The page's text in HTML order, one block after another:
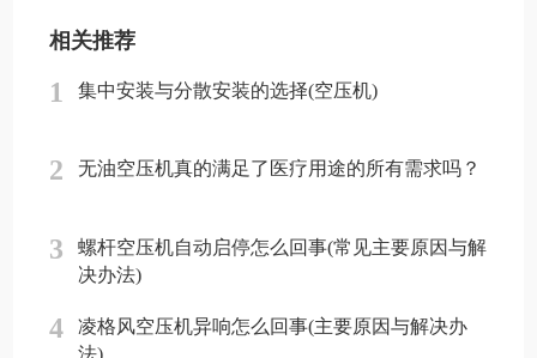
相关推荐
1 集中安装与分散安装的选择(空压机)
2 无油空压机真的满足了医疗用途的所有需求吗？
3
螺杆空压机自动启停怎么回事(常见主要原因与解
决办法)
4
凌格风空压机异响怎么回事(主要原因与解决办
法)